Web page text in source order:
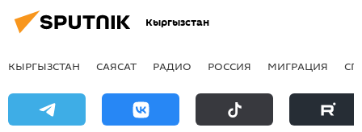
Кыргызстан
КЫРГЫЗСТАН САЯСАТ РАДИО РОССИЯ МИГРАЦИЯ